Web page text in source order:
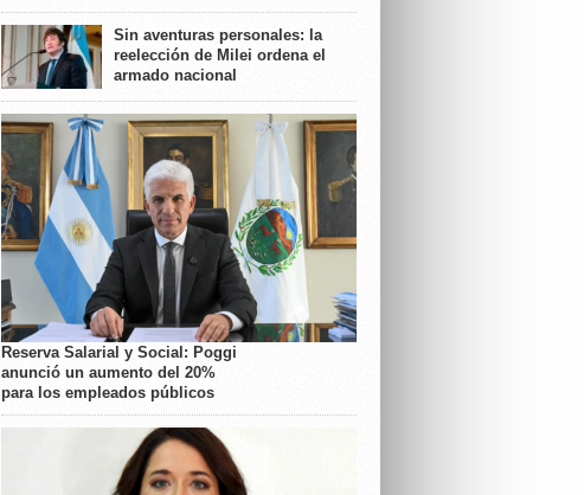
Sin aventuras personales: la
reelección de Milei ordena el
armado nacional
Reserva Salarial y Social: Poggi
anunció un aumento del 20%
para los empleados públicos